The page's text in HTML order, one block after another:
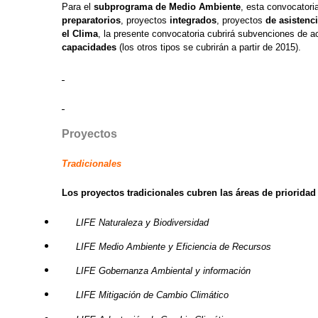
Para el subprograma de Medio Ambiente, esta
preparatorios, proyectos integrados, proyectos de
el Clima, la presente convocatoria cubrirá subvenciones de
capacidades (los otros tipos se cubrirán a partir de 2015).
Proyectos
Tradicionales
Los proyectos tradicionales cubren las áreas de
LIFE Naturaleza y Biodiversidad
LIFE Medio Ambiente y Eficiencia de Recursos
LIFE Gobernanza Ambiental y información
LIFE Mitigación de Cambio Climático